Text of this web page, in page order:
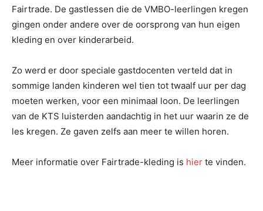
Fairtrade. De gastlessen die de VMBO-leerlingen kregen
gingen onder andere over de oorsprong van hun eigen
kleding en over kinderarbeid.
Zo werd er door speciale gastdocenten verteld dat in
sommige landen kinderen wel tien tot twaalf uur per dag
moeten werken, voor een minimaal loon. De leerlingen
van de KTS luisterden aandachtig in het uur waarin ze de
les kregen. Ze gaven zelfs aan meer te willen horen.
Meer informatie over Fairtrade-kleding is hier te vinden.